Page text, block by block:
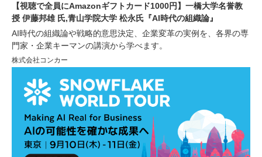
【視聴で全員にAmazonギフトカード1000円】一橋大学名誉教
授 伊藤邦雄 氏,青山学院大学 松永氏『AI時代の組織論』
AI時代の組織論や戦略的意思決定、企業変革の実例を、各界の専
門家・企業キーマンの講演から学べます。
株式会社コンカー